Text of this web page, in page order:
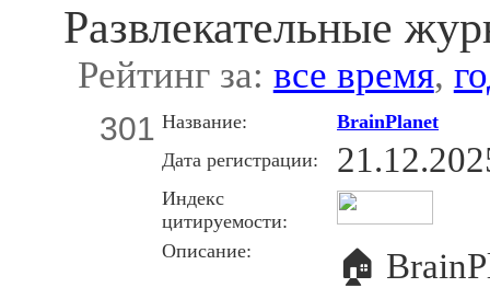
Развлекательные
Рейтинг за: все время,
301 Название:
BrainPlanet
Дата регистрации:
Индекс
цитируемости:
Описание:
🏠